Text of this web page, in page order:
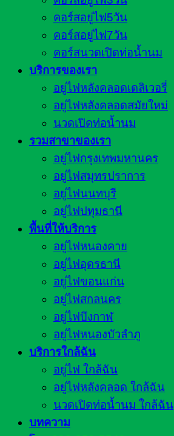
คอร์สอยู่ไฟ5วัน
คอร์สอยู่ไฟ7วัน
คอร์สนวดเปิดท่อน้ำนม
บริการของเรา
อยู่ไฟหลังคลอดเดลิเวอรี่
อยู่ไฟหลังคลอดสมัยใหม่
นวดเปิดท่อน้ำนม
รวมสาขาของเรา
อยู่ไฟกรุงเทพมหานคร
อยู่ไฟสมุทรปราการ
อยู่ไฟนนทบุรี
อยู่ไฟปทุมธานี
พื้นที่ให้บริการ
อยู่ไฟหนองคาย
อยู่ไฟอุดรธานี
อยู่ไฟขอนแก่น
อยู่ไฟสกลนคร
อยู่ไฟบึงกาฬ
อยู่ไฟหนองบัวลำภู
บริการใกล้ฉัน
อยู่ไฟ ใกล้ฉัน
อยู่ไฟหลังคลอด ใกล้ฉัน
นวดเปิดท่อน้ำนม ใกล้ฉัน
บทความ